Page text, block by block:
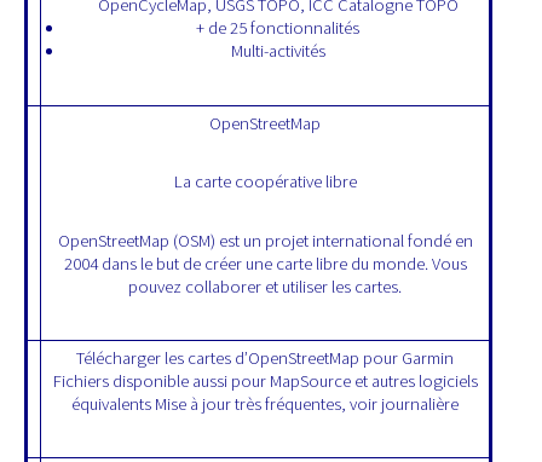
OpenCycleMap, USGS TOPO, ICC Catalogne TOPO
+ de 25 fonctionnalités
Multi-activités
OpenStreetMap
La carte coopérative libre
OpenStreetMap (OSM) est un projet international fondé en
2004 dans le but de créer une carte libre du monde. Vous
pouvez collaborer et utiliser les cartes.
Télécharger les cartes d’OpenStreetMap pour Garmin
Fichiers disponible aussi pour MapSource et autres logiciels
équivalents Mise à jour très fréquentes, voir journalière